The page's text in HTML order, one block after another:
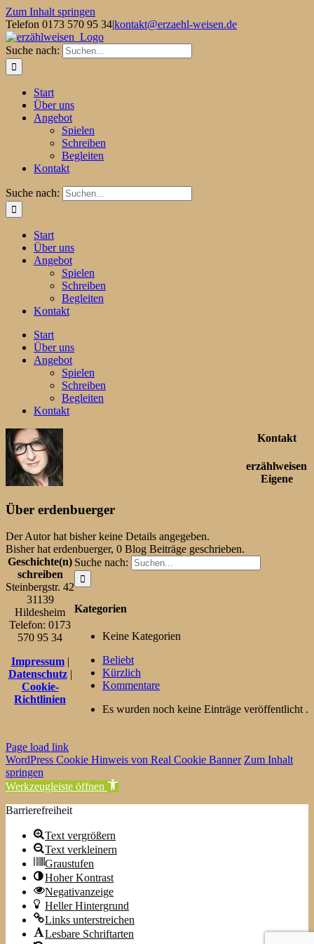
Zum Inhalt springen
Telefon 0173 570 95 34|kontakt@erzaehl-weisen.de
Suche nach:
Start
Über uns
Angebot
Spielen
Schreiben
Begleiten
Kontakt
Suche nach:
Start
Über uns
Angebot
Spielen
Schreiben
Begleiten
Kontakt
Start
Über uns
Angebot
Spielen
Schreiben
Begleiten
Kontakt
Über erdenbuerger
Der Autor hat bisher keine Details angegeben.
Bisher hat erdenbuerger, 0 Blog Beiträge geschrieben.
Suche nach:
Kategorien
Keine Kategorien
Beliebt
Kürzlich
Kommentare
Es wurden noch keine Einträge veröffentlicht .
Kontakt
erzählweisen
Eigene
Geschichte(n)
schreiben
Steinbergstr. 42
31139
Hildesheim
Telefon: 0173
570 95 34
Impressum|
Datenschutz|
Cookie-
Richtlinien
Page load link
WordPress Cookie Hinweis von Real Cookie Banner Zum Inhalt
springen
Werkzeugleiste öffnen
Barrierefreiheit
Text vergrößern
Text verkleinern
Graustufen
Hoher Kontrast
Negativanzeige
Heller Hintergrund
Links unterstreichen
Lesbare Schriftarten